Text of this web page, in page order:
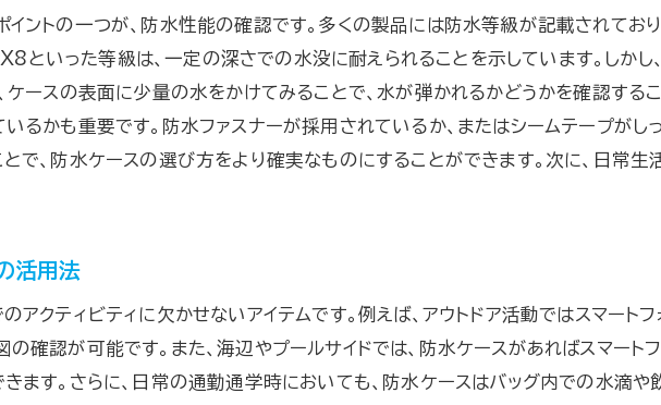
天候に左右されない旅行の準備
防水ケースで安心して楽しむアウトドア
シーン別防水ケース活用法
計画的に選ぶ防水アイテム
防水ケースと共に雨の日を楽しむ
防水ケースで安全を確保するポイント
防水ケースの選び方で変わる楽しみ方
防水ケースが生活に及ぼす影響
ントの一つが、防水性能の確認です。多くの製品には防水等級が記載されてお
といった等級は、一定の深さでの水没に耐えられることを示しています。しか
ケースの表面に少量の水をかけてみることで、水が弾かれるかどうかを確認する
るかも重要です。防水ファスナーが採用されているか、またはシームテープがし
で、防水ケースの選び方をより確実なものにすることができます。次に、日常
活用法
アクティビティに欠かせないアイテムです。例えば、アウトドア活動ではスマート
確認が可能です。また、海辺やプールサイドでは、防水ケースがあればスマート
ます。さらに、日常の通勤通学時においても、防水ケースはバッグ内での水滴や